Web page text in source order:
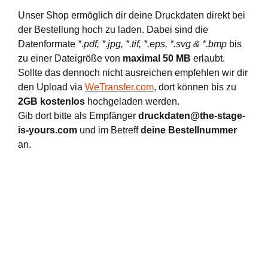
Unser Shop ermöglich dir deine Druckdaten direkt bei
der Bestellung hoch zu laden. Dabei sind die
Datenformate *.pdf, *.jpg, *.tif, *.eps, *.svg & *.bmp bis
zu einer Dateigröße von maximal 50 MB erlaubt.
Sollte das dennoch nicht ausreichen empfehlen wir dir
den Upload via WeTransfer.com, dort können bis zu
2GB kostenlos hochgeladen werden.
Gib dort bitte als Empfänger druckdaten@the-stage-
is-yours.com und im Betreffdeine Bestellnummer
an.